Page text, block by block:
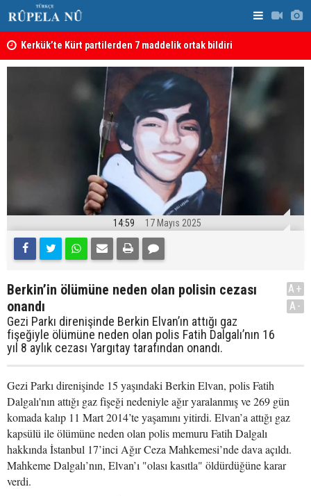
Kerkük’te Kürt partilerden 7 maddelik ortak bildiri
14:59 17 Mayıs 2025
Berkin’in ölümüne neden olan polisin cezası
onandı
Gezi Parkı direnişinde Berkin Elvan’ın attığı gaz
fişeğiyle ölümüne neden olan polis Fatih Dalgalı’nın 16
yıl 8 aylık cezası Yargıtay tarafından onandı.
A+
A-
Gezi Parkı direnişinde 15 yaşındaki Berkin Elvan, polis Fatih
Dalgalı'nın attığı gaz fişeği nedeniyle ağır yaralanmış ve 269 gün
komada kalıp 11 Mart 2014’te yaşamını yitirdi. Elvan’a attığı gaz
kapsülü ile ölümüne neden olan polis memuru Fatih Dalgalı
hakkında İstanbul 17’inci Ağır Ceza Mahkemesi’nde dava açıldı.
Mahkeme Dalgalı’nın, Elvan’ı "olası kasıtla" öldürdüğüne karar
verdi.